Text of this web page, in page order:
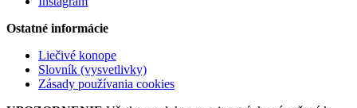
Ostatné informácie
Liečivé konope
Slovník (vysvetlivky)
Zásady používania cookies